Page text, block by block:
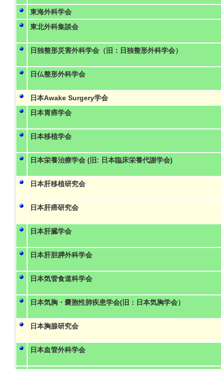
東海外科学会
東北外科集談会
日独整形災害外科学会（旧：日独整形外科学会）
日仏整形外科学会
日本Awake Surgery学会
日本胃癌学会
日本移植学会
日本栄養治療学会 (旧: 日本臨床栄養代謝学会)
日本肝移植研究会
日本肝癌研究会
日本肝臓学会
日本肝胆膵外科学会
日本気管食道科学会
日本気胸・嚢胞性肺疾患学会(旧：日本気胸学会）
日本胸腺研究会
日本血管外科学会